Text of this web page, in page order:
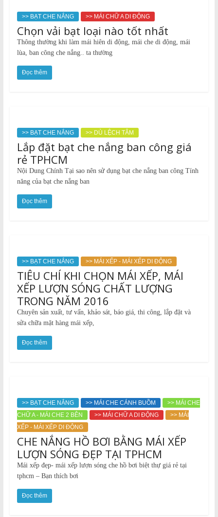
>> BẠT CHE NẮNG >> MÁI CHỮ A DI ĐỘNG
Chọn vải bạt loại nào tốt nhất
Thông thường khi làm mái hiên di động, mái che di động, mái
lùa, ban công che nắng.. ta thường
Đọc thêm
>> BẠT CHE NẮNG >> DÙ LỆCH TÂM
Lắp đặt bạt che nắng ban công giá
rẻ TPHCM
Nội Dung Chính Tại sao nên sử dụng bạt che nắng ban công Tính
năng của bạt che nắng ban
Đọc thêm
>> BẠT CHE NẮNG >> MÁI XẾP - MÁI XẾP DI ĐỘNG
TIÊU CHÍ KHI CHỌN MÁI XẾP, MÁI
XẾP LƯỢN SÓNG CHẤT LƯỢNG
TRONG NĂM 2016
Chuyên sản xuất, tư vấn, khảo sát, báo giá, thi công, lắp đặt và
sửa chữa mặt hàng mái xếp,
Đọc thêm
>> BẠT CHE NẮNG >> MÁI CHE CÁNH BUỒM
>> MÁI CHE
CHỮ A - MÁI CHE 2 BÊN
>> MÁI CHỮ A DI ĐỘNG
>> MÁI
XẾP - MÁI XẾP DI ĐỘNG
CHE NẮNG HỒ BƠI BẰNG MÁI XẾP
LƯỢN SÓNG ĐẸP TẠI TPHCM
Mái xếp đẹp- mái xếp lượn sóng che hồ bơi biệt thự giá rẻ tại
tphcm – Bạn thích bơi
Đọc thêm